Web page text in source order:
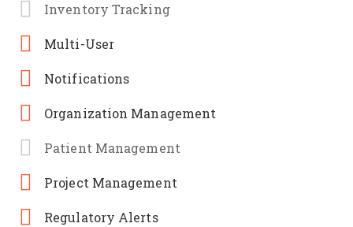
Inventory Tracking
Multi-User
Notifications
Organization Management
Patient Management
Project Management
Regulatory Alerts